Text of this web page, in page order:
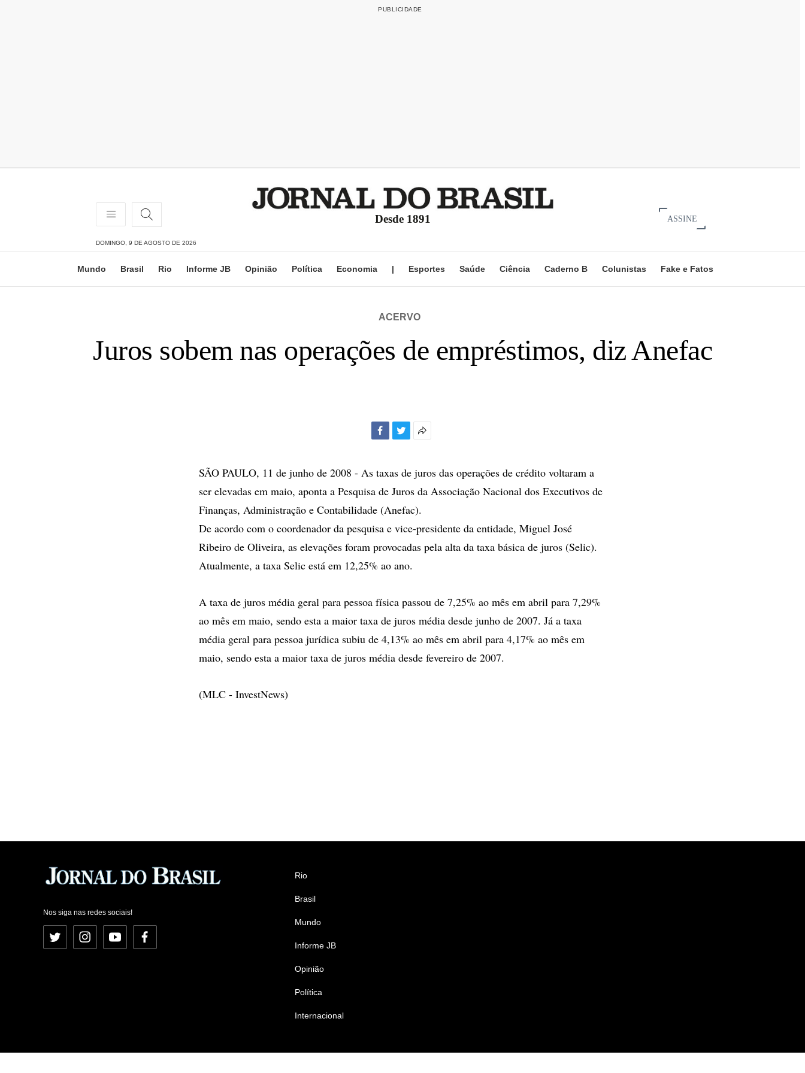
Desde 1891 ASSINE
DOMINGO, 9 DE AGOSTO DE 2026
Mundo Brasil Rio Informe JB Opinião Política Economia | Esportes Saúde Ciência Caderno B Colunistas Fake e Fatos
ACERVO
Juros sobem nas operações de empréstimos, diz Anefac
compartilhamento
SÃO PAULO, 11 de junho de 2008 - As taxas de juros das operações de crédito voltaram a
ser elevadas em maio, aponta a Pesquisa de Juros da Associação Nacional dos Executivos de
Finanças, Administração e Contabilidade (Anefac).
De acordo com o coordenador da pesquisa e vice-presidente da entidade, Miguel José
Ribeiro de Oliveira, as elevações foram provocadas pela alta da taxa básica de juros (Selic).
Atualmente, a taxa Selic está em 12,25% ao ano.
A taxa de juros média geral para pessoa física passou de 7,25% ao mês em abril para 7,29%
ao mês em maio, sendo esta a maior taxa de juros média desde junho de 2007. Já a taxa
média geral para pessoa jurídica subiu de 4,13% ao mês em abril para 4,17% ao mês em
maio, sendo esta a maior taxa de juros média desde fevereiro de 2007.
(MLC - InvestNews)
Nos siga nas redes sociais!
Twitter InstagramYouTubeFacebook
Rio
Brasil
Mundo
Informe JB
Opinião
Política
Internacional